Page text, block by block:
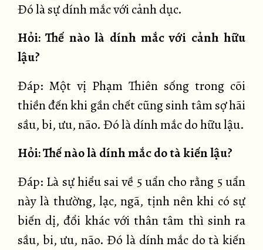
Đó là sự dính mắc với cảnh dục.
Hỏi: Thế nào là dính mắc với cảnh hữu
lậu?
Đáp: Một vị Phạm Thiên sống trong cõi
thiền đến khi gần chết cũng sinh tâm sợ hãi
sầu, bi, ưu, não. Đó là dính mắc do hữu lậu.
Hỏi: Thế nào là dính mắc do tà kiến lậu?
Đáp: Là sự hiểu sai về 5 uẩn cho rằng 5 uẩn
này là thường, lạc, ngã, tịnh nên khi có sự
biến dị, đổi khác với thân tâm thì sinh ra
sầu, bi, ưu, não. Đó là dính mắc do tà kiến